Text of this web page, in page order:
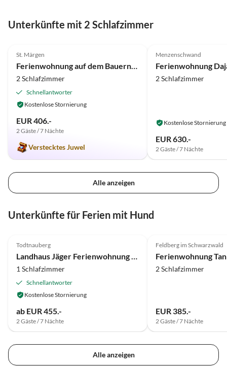
Wanderungen in der
dem Auto oder der
Möglichkeit Bus und
nutzen, wir fanden
Verfügung) oder
Weihnacht" für ein
Lagerfeuer im Schnee.
Unterkünfte mit 2 Schlafzimmer
St. Märgen
2 Schlafzimmer
Schnellantworter
Kostenlose Stornierung
EUR 406.-
2 Gäste / 7 Nächte
Verstecktes Juwel
Menzenschwand
Ferienwohnung
2 Schlafzimmer
Kostenlose Stornierung
EUR 630.-
2 Gäste / 7 Nächte
Alle anzeigen
Unterkünfte für Ferien mit Hund
Todtnauberg
Landhaus Jäger Ferienwohnung Nr. 3
1 Schlafzimmer
Schnellantworter
Kostenlose Stornierung
ab EUR 455.-
2 Gäste / 7 Nächte
Feldberg im Schwarzwald
Ferienwohnung
2 Schlafzimmer
EUR 385.-
2 Gäste / 7 Nächte
Alle anzeigen